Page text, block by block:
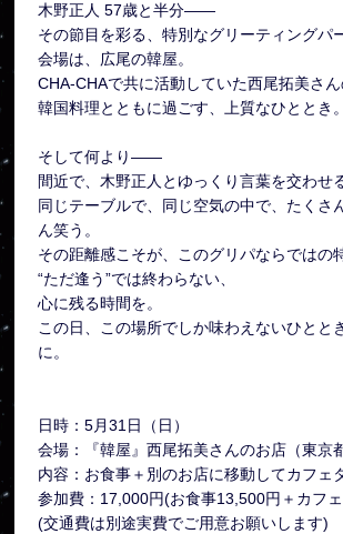
木野正人 57歳と半分——
その節目を彩る、特別なグリーティングパ
会場は、広尾の韓屋。
CHA-CHAで共に活動していた西尾拓美さ
韓国料理とともに過ごす、上質なひととき。
そして何より——
間近で、木野正人とゆっくり言葉を交わせ
同じテーブルで、同じ空気の中で、たくさ
ん笑う。
その距離感こそが、このグリパならではの
“ただ逢う”では終わらない、
心に残る時間を。
この日、この場所でしか味わえないひとと
に。
日時：5月31日（日）
会場：『韓屋』西尾拓美さんのお店（東京
内容：お食事＋別のお店に移動してカフェ
参加費：17,000円(お食事13,500円＋カフ
(交通費は別途実費でご用意お願いします)